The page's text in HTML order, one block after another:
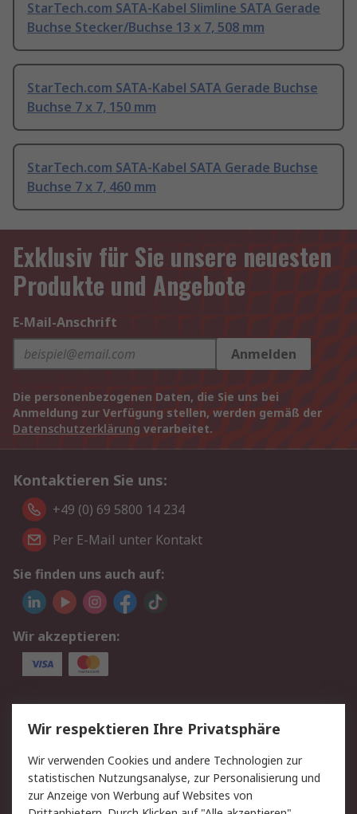
StarTech.com SATA-Kabel Slimline SATA Gerade
Buchse Stecker/Buchse 13 x 7, 508 mm
StarTech.com SATA-Kabel SATA Gerade Buchse
Buchse 7 x 7, 150 mm
StarTech.com SATA-Kabel SATA Gerade Buchse
Buchse 7 x 7, 460 mm
Exklusiv für Sie unsere neuesten
Produkte und Angebote
E-Mail-Anschrift
Anmelden
Die personenbezogenen Daten, die Sie uns bei
Anmeldung zur Verfügung stellen, werden gemäß der
Datenschutzerklärung verarbeitet.
Kontaktieren Sie uns:
+49 (0) 69 5800 14 234
Per E-Mail unter Kontakt
Sie finden uns auch auf:
Wir akzeptieren:
Service
Value Added Services
Lieferlösungen
Rücksendungen
Kontakt
Hilfe
Privatkunden
Wir respektieren Ihre Privatsphäre
Wir verwenden Cookies und andere Technologien zur
statistischen Nutzungsanalyse, zur Personalisierung und
zur Anzeige von Werbung auf Websites von